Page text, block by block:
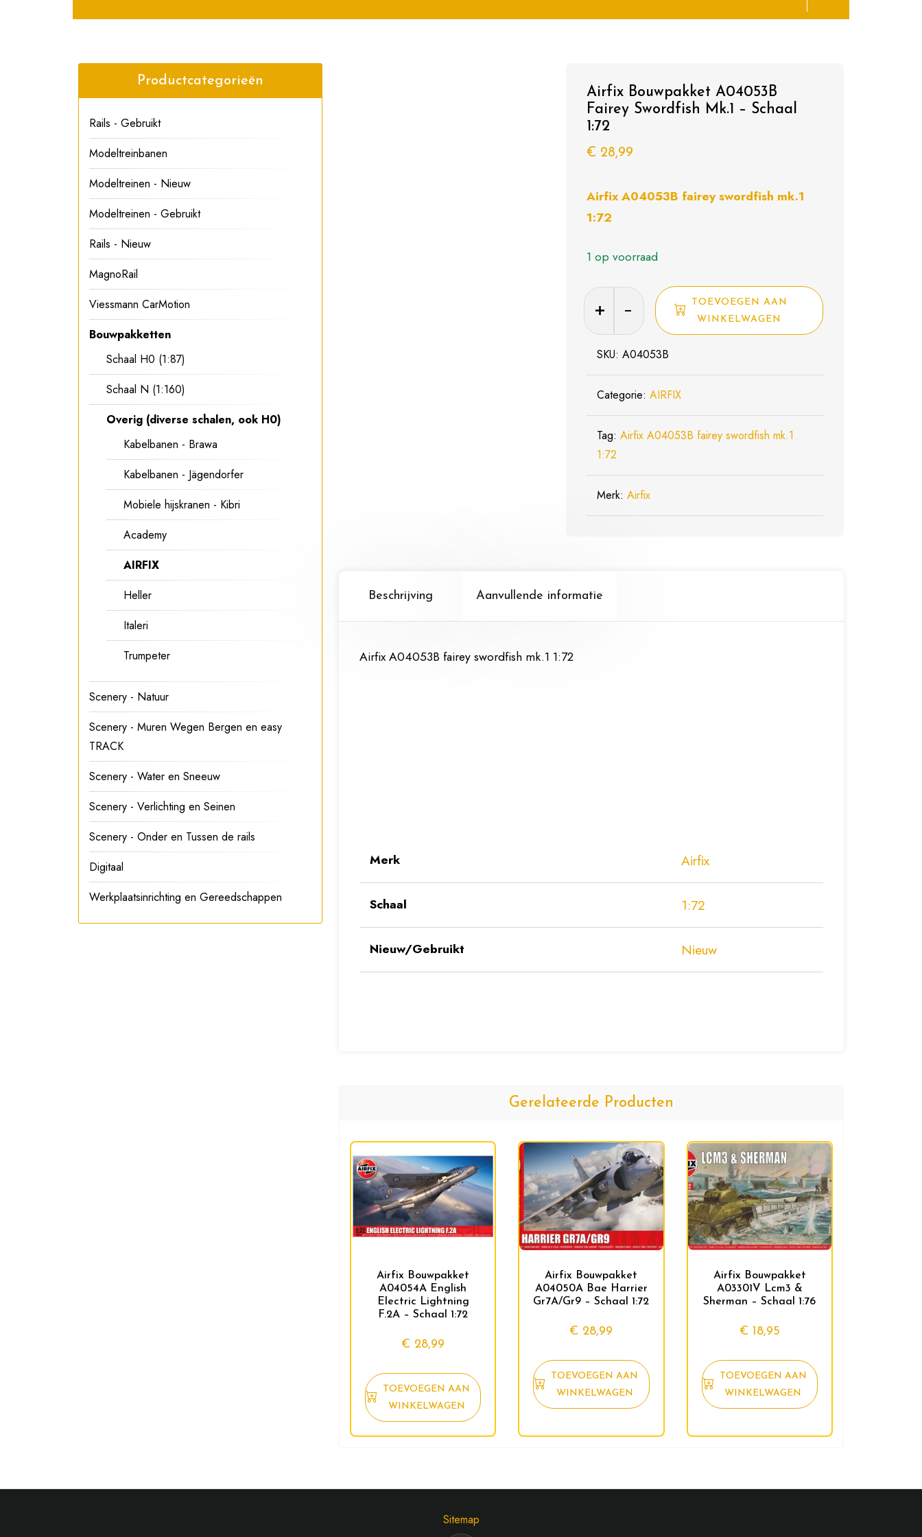
Airfix Bouwpakket A04053B
Fairey Swordfish Mk.1 – Schaal
1:72
€ 28,99
Airfix A04053B fairey swordfish mk.1
1:72
1 op voorraad
Airfix
Bouwpakket
A04053B
Fairey
Swordfish
Mk.1
Schaal
1:72
TOEVOEGEN AAN
WINKELWAGEN
SKU:A04053B
Categorie:AIRFIX
Tag:Airfix A04053B fairey swordfish mk.1
1:72
Merk:Airfix
Beschrijving Aanvullende informatie
Airfix A04053B fairey swordfish mk.1 1:72
Merk Airfix
Schaal 1:72
Nieuw/Gebruikt Nieuw
Gerelateerde Producten
Airfix Bouwpakket
A04054A English
Electric Lightning
F.2A – Schaal 1:72
€ 28,99
TOEVOEGEN AAN
WINKELWAGEN
Airfix Bouwpakket
A04050A Bae Harrier
Gr7A/Gr9 – Schaal 1:72
€ 28,99
TOEVOEGEN AAN
WINKELWAGEN
Airfix Bouwpakket
A03301V Lcm3 &
Sherman – Schaal 1:76
€ 18,95
TOEVOEGEN AAN
WINKELWAGEN
Productcategorieën
Rails - Gebruikt
Modeltreinbanen
Modeltreinen - Nieuw
Modeltreinen - Gebruikt
Rails - Nieuw
MagnoRail
Viessmann CarMotion
Bouwpakketten
Schaal H0 (1:87)
Schaal N (1:160)
Overig (diverse schalen, ook H0)
Kabelbanen - Brawa
Kabelbanen - Jägendorfer
Mobiele hijskranen - Kibri
Academy
AIRFIX
Heller
Italeri
Trumpeter
Scenery - Natuur
Scenery - Muren Wegen Bergen en easy
TRACK
Scenery - Water en Sneeuw
Scenery - Verlichting en Seinen
Scenery - Onder en Tussen de rails
Digitaal
Werkplaatsinrichting en Gereedschappen
Sitemap